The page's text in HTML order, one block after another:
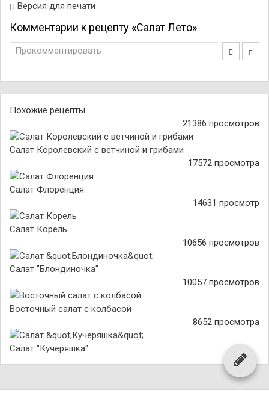
Версия для печати
Комментарии к рецепту «Салат Лето»
Прокомментировать
Похожие рецепты
21386 просмотров
Салат Королевский с ветчиной и грибами
17572 просмотра
Салат Флоренция
14631 просмотр
Салат Корель
10656 просмотров
Салат "Блондиночка"
10057 просмотров
Восточный салат с колбасой
8652 просмотра
Салат "Кучеряшка"